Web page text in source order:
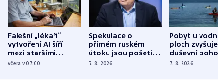
Falešní „lékaři“
vytvoření AI šíří
mezi staršími
Poláky nebezpečné
včera v 07:00
Spekulace o
přímém ruském
útoku jsou pošetilé,
míní estonský
7. 8. 2026
Pobyt u
ploch zvyšuje
duševní
ukázala
7. 8. 2026